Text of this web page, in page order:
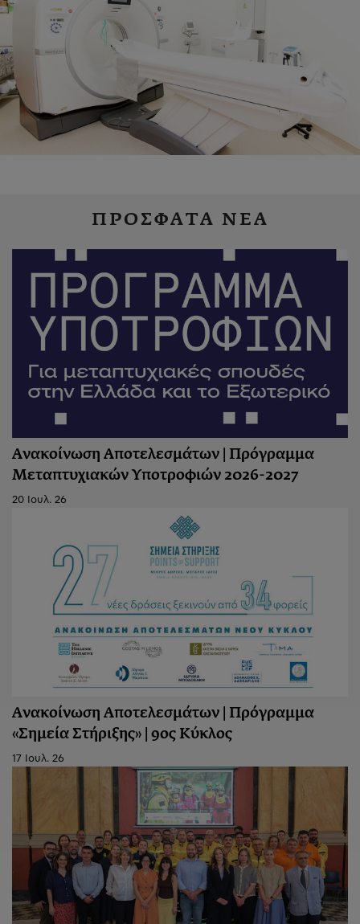
ΠΡΟΣΦΑΤΑ ΝΕΑ
Ανακοίνωση Αποτελεσμάτων | Πρόγραμμα
Μεταπτυχιακών Υποτροφιών 2026-2027
20 Ιουλ. 26
Ανακοίνωση Aποτελεσμάτων | Πρόγραμμα
«Σημεία Στήριξης» | 9ος Κύκλος
17 Ιουλ. 26